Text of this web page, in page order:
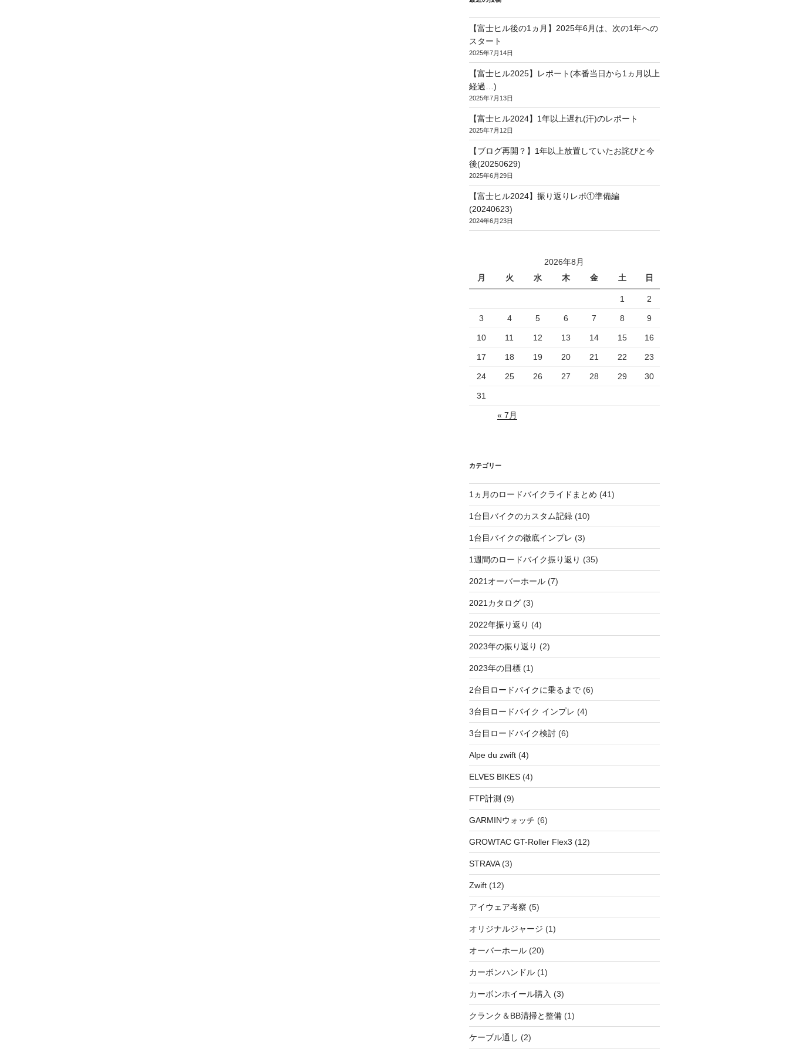
【富士ヒル後の1ヵ月】2025年6月は、次の1年への
スタート
2025年7月14日
【富士ヒル2025】レポート(本番当日から1ヵ月以上
経過…)
2025年7月13日
【富士ヒル2024】1年以上遅れ(汗)のレポート
2025年7月12日
【ブログ再開？】1年以上放置していたお詫びと今
後(20250629)
2025年6月29日
【富士ヒル2024】振り返りレポ①準備編
(20240623)
2024年6月23日
2026年8月
月
火 水 木 金 土 日
1 2
3 4 5 6 7 8 9
10 11 12 13 14 15 16
17 18 19 20 21 22 23
24 25 26 27 28 29 30
31
« 7月
カテゴリー
1ヵ月のロードバイクライドまとめ (41)
1台目バイクのカスタム記録(10)
1台目バイクの徹底インプレ (3)
1週間のロードバイク振り返り (35)
2021オーバーホール(7)
2021カタログ(3)
2022年振り返り (4)
2023年の振り返り (2)
2023年の目標(1)
2台目ロードバイクに乗るまで(6)
3台目ロードバイク インプレ (4)
3台目ロードバイク検討(6)
Alpe du zwift(4)
ELVES BIKES(4)
FTP計測 (9)
GARMINウォッチ (6)
GROWTAC GT-Roller Flex3 (12)
STRAVA(3)
Zwift(12)
アイウェア考察 (5)
オリジナルジャージ (1)
オーバーホール(20)
カーボンハンドル(1)
カーボンホイール購入 (3)
クランク＆BB清掃と整備(1)
ケーブル通し (2)